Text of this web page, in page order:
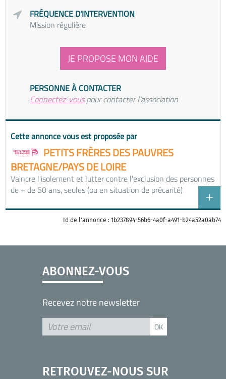
FRÉQUENCE D'INTERVENTION
Mission régulière
JE PROPOSE MON AIDE
PERSONNE À CONTACTER
Connectez-vouspour contacter l'association
Cette annonce vous est proposée par
PETITS FRÈRES DES PAUVRES
BRETAGNE/PAYS DE LOIRE
Vaincre l'isolement et lutter contre l'exclusion des personnes
de + de 50 ans, seules (ou en situation de précarité)
Id de l'annonce : 1b237894-56b6-4a0f-a491-b24a52a0ab74
ABONNEZ-VOUS
Recevez notre newsletter
RETROUVEZ-NOUS SUR